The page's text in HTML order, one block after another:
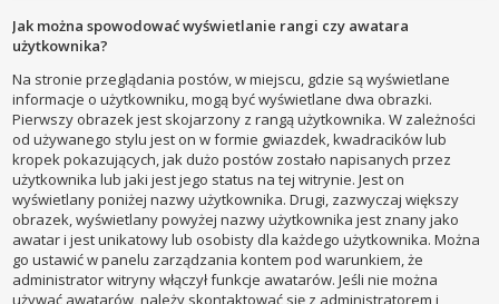
Jak można spowodować wyświetlanie rangi czy awatara
użytkownika?
Na stronie przeglądania postów, w miejscu, gdzie są wyświetlane
informacje o użytkowniku, mogą być wyświetlane dwa obrazki.
Pierwszy obrazek jest skojarzony z rangą użytkownika. W zależności
od używanego stylu jest on w formie gwiazdek, kwadracików lub
kropek pokazujących, jak dużo postów zostało napisanych przez
użytkownika lub jaki jest jego status na tej witrynie. Jest on
wyświetlany poniżej nazwy użytkownika. Drugi, zazwyczaj większy
obrazek, wyświetlany powyżej nazwy użytkownika jest znany jako
awatar i jest unikatowy lub osobisty dla każdego użytkownika. Można
go ustawić w panelu zarządzania kontem pod warunkiem, że
administrator witryny włączył funkcje awatarów. Jeśli nie można
używać awatarów, należy skontaktować się z administratorem i